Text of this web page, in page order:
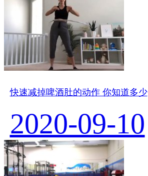
快速减掉啤酒肚的动作 你知道多少
2020-09-10